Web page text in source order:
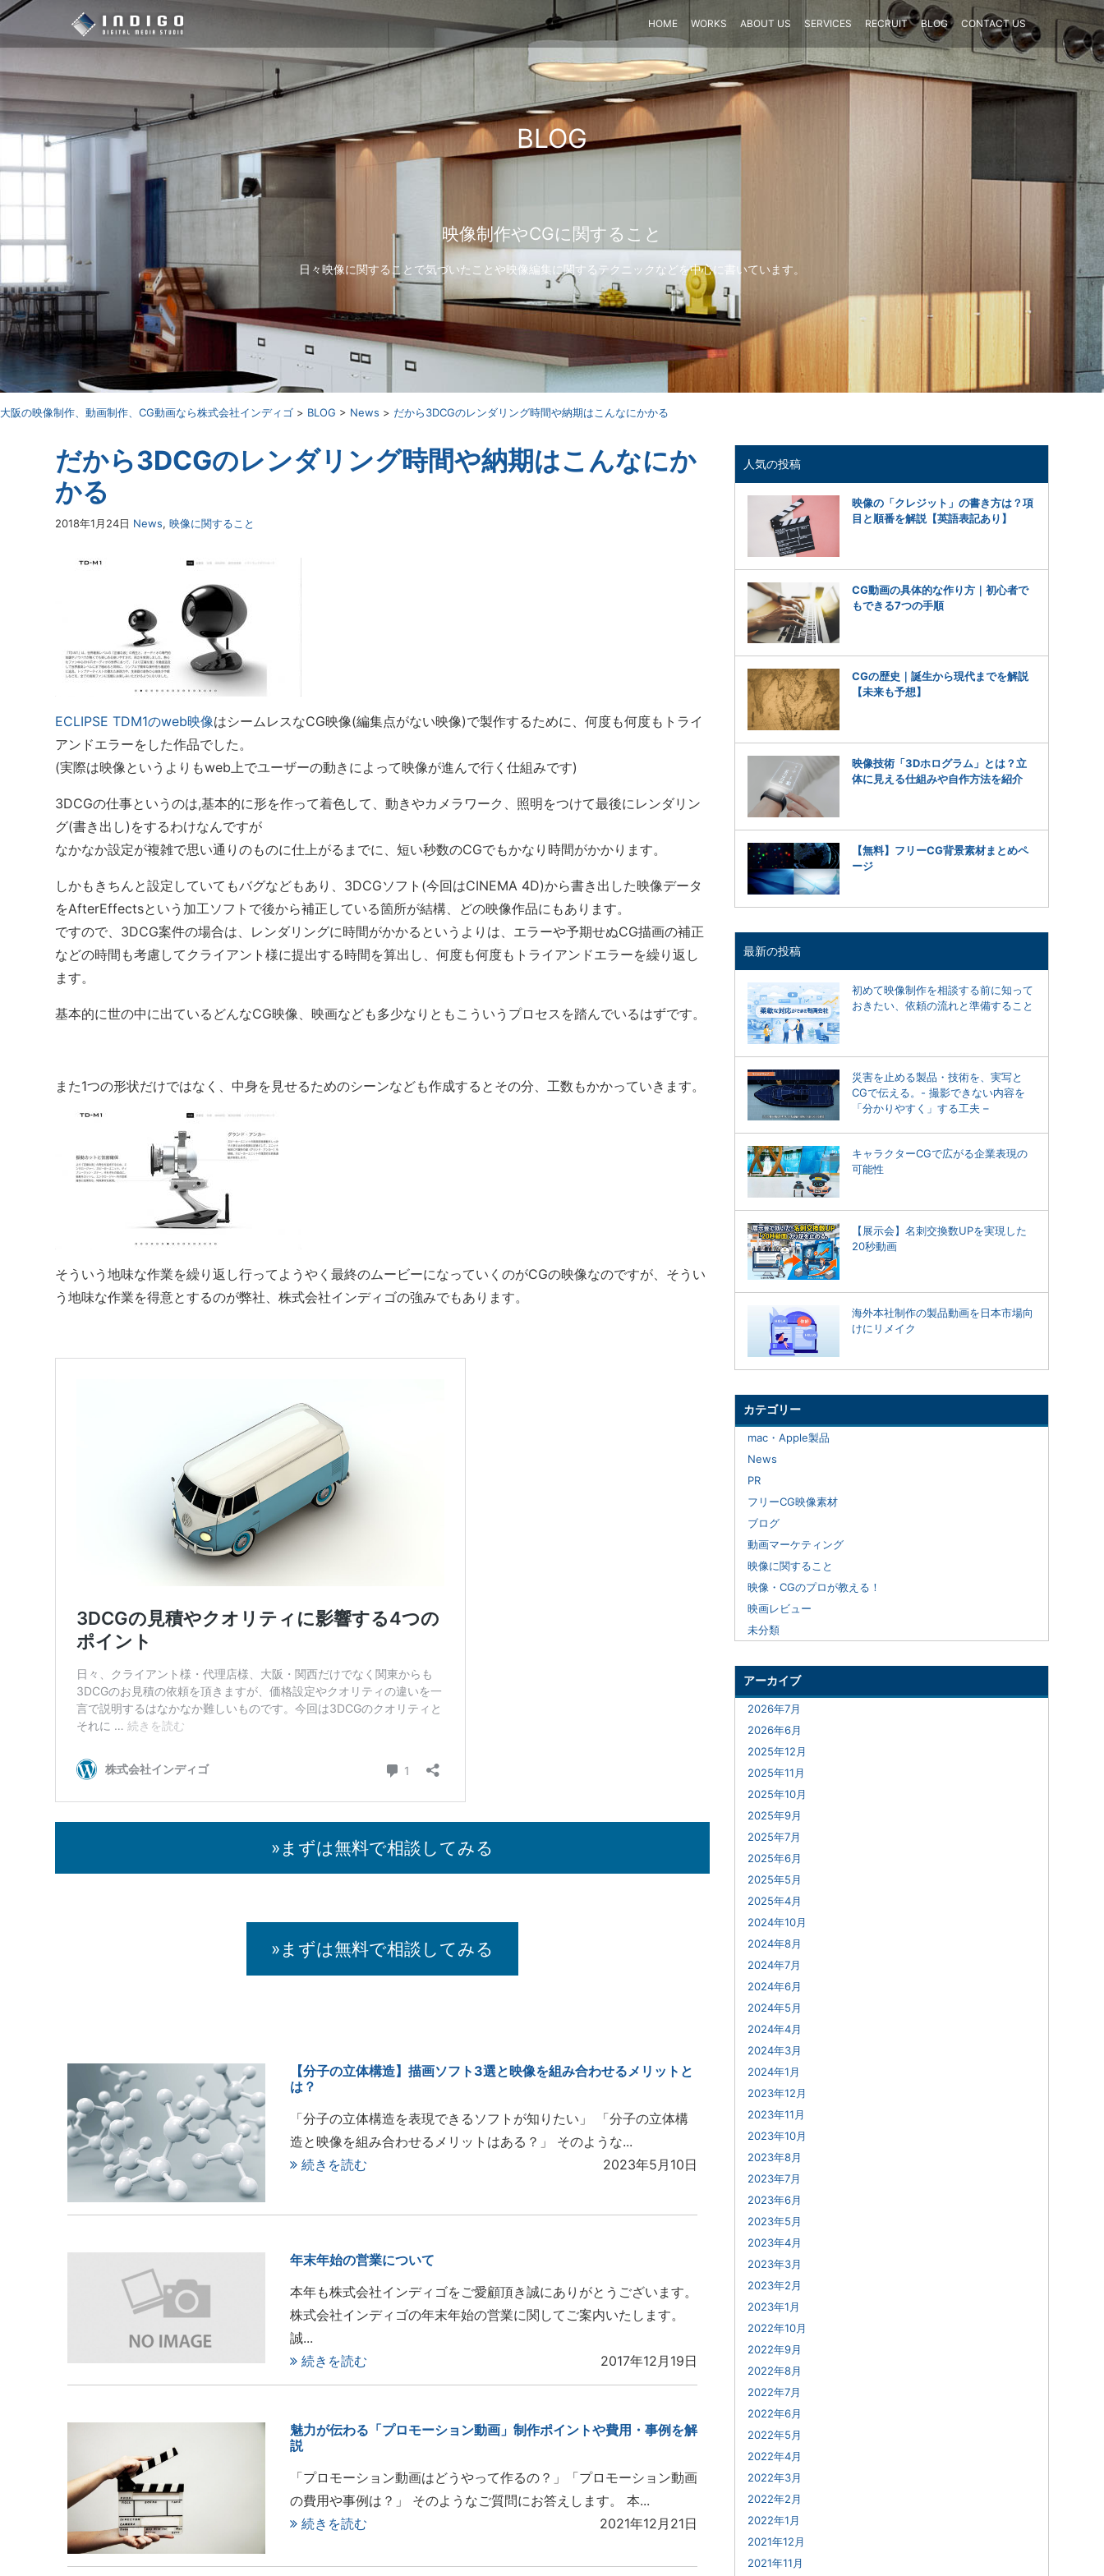
HOME WORKS ABOUT US SERVICES RECRUIT BLOG CONTACT US
BLOG
映像制作やCGに関すること
日々映像に関することで気づいたことや映像編集に関するテクニックなどを中心に書いています。
⼤阪の映像制作、動画制作、CG動画なら株式会社インディゴ > BLOG > News > だから3DCGのレンダリング時間や納期はこんなにかかる
だから3DCGのレンダリング時間や納期はこんなにか
かる
2018年1月24日 News, 映像に関すること
ECLIPSE TDM1のweb映像はシームレスなCG映像(編集点がない映像)で製作するために、何度も何度もトライ
アンドエラーをした作品でした。
(実際は映像というよりもweb上でユーザーの動きによって映像が進んで行く仕組みです)
3DCGの仕事というのは,基本的に形を作って着色して、動きやカメラワーク、照明をつけて最後にレンダリン
グ(書き出し)をするわけなんですが
なかなか設定が複雑で思い通りのものに仕上がるまでに、短い秒数のCGでもかなり時間がかかります。
しかもきちんと設定していてもバグなどもあり、3DCGソフト(今回はCINEMA 4D)から書き出した映像データ
をAfterEffectsという加工ソフトで後から補正している箇所が結構、どの映像作品にもあります。
ですので、3DCG案件の場合は、レンダリングに時間がかかるというよりは、エラーや予期せぬCG描画の補正
などの時間も考慮してクライアント様に提出する時間を算出し、何度も何度もトライアンドエラーを繰り返し
ます。
基本的に世の中に出ているどんなCG映像、映画なども多少なりともこういうプロセスを踏んでいるはずです。
また1つの形状だけではなく、中身を見せるためのシーンなども作成するとその分、工数もかかっていきます。
そういう地味な作業を繰り返し行ってようやく最終のムービーになっていくのがCGの映像なのですが、そうい
う地味な作業を得意とするのが弊社、株式会社インディゴの強みでもあります。
»まずは無料で相談してみる
»まずは無料で相談してみる
【分子の立体構造】描画ソフト3選と映像を組み合わせるメリットと
は？
「分子の立体構造を表現できるソフトが知りたい」 「分子の立体構
造と映像を組み合わせるメリットはある？」 そのような...
続きを読む
2023年5月10日
年末年始の営業について
本年も株式会社インディゴをご愛顧頂き誠にありがとうございます。
株式会社インディゴの年末年始の営業に関してご案内いたします。
誠...
続きを読む
2017年12月19日
魅力が伝わる「プロモーション動画」制作ポイントや費用・事例を解
説
「プロモーション動画はどうやって作るの？」「プロモーション動画
の費用や事例は？」 そのようなご質問にお答えします。 本...
続きを読む
2021年12月21日
人気の投稿
映像の「クレジット」の書き方は？項
目と順番を解説【英語表記あり】
CG動画の具体的な作り方｜初心者で
もできる7つの手順
CGの歴史｜誕生から現代までを解説
【未来も予想】
映像技術「3Dホログラム」とは？立
体に見える仕組みや自作方法を紹介
【無料】フリーCG背景素材まとめペ
ージ
最新の投稿
初めて映像制作を相談する前に知って
おきたい、依頼の流れと準備すること
災害を止める製品・技術を、実写と
CGで伝える。- 撮影できない内容を
「分かりやすく」する工夫 –
キャラクターCGで広がる企業表現の
可能性
【展示会】名刺交換数UPを実現した
20秒動画
海外本社制作の製品動画を日本市場向
けにリメイク
カテゴリー
mac・Apple製品
News
PR
フリーCG映像素材
ブログ
動画マーケティング
映像に関すること
映像・CGのプロが教える！
映画レビュー
未分類
アーカイブ
2026年7月
2026年6月
2025年12月
2025年11月
2025年10月
2025年9月
2025年7月
2025年6月
2025年5月
2025年4月
2024年10月
2024年8月
2024年7月
2024年6月
2024年5月
2024年4月
2024年3月
2024年1月
2023年12月
2023年11月
2023年10月
2023年8月
2023年7月
2023年6月
2023年5月
2023年4月
2023年3月
2023年2月
2023年1月
2022年10月
2022年9月
2022年8月
2022年7月
2022年6月
2022年5月
2022年4月
2022年3月
2022年2月
2022年1月
2021年12月
2021年11月